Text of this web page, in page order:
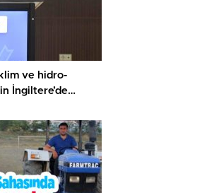
ve hidro-
İngiltere’de